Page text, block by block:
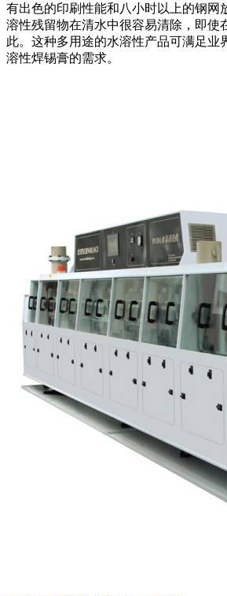
有出色的印刷性能和八小时以上的钢网
溶性残留物在清水中很容易清除，即使
此。这种多用途的水溶性产品可满足业
溶性焊锡膏的需求。